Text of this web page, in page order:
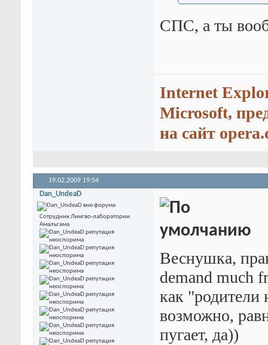
СПС, а ты
Internet
Microsoft,
на сайт
19.02.2009 19:54
Dan_UndeaD
Сотрудник Лингво-лаборатории
Амальгама
Веснушка,
demand much
как
возможно,
пугает, да))